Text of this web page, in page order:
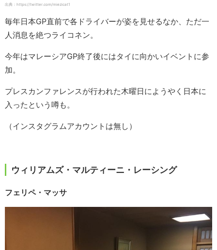
出典：https://twitter.com/miezicat1
毎年日本GP直前で各ドライバーが姿を見せるなか、ただ一
人消息を絶つライコネン。
今年はマレーシアGP終了後にはタイに向かいイベントに参
加。
プレスカンファレンスが行われた木曜日にようやく日本に
入ったという噂も。
（インスタグラムアカウントは無し）
ウィリアムズ・マルティーニ・レーシング
フェリペ・マッサ